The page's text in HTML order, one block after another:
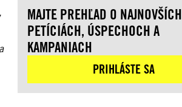
MAJTE PREHĽAD O NAJNOVŠÍCH
PETÍCIÁCH, ÚSPECHOCH A
KAMPANIACH
PRIHLÁSTE SA